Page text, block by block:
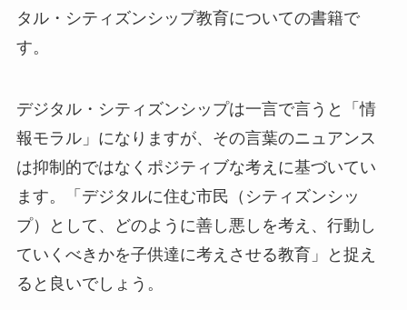
タル・シティズンシップ教育についての書籍で
す。
デジタル・シティズンシップは一言で言うと「情
報モラル」になりますが、その言葉のニュアンス
は抑制的ではなくポジティブな考えに基づいてい
ます。「デジタルに住む市民（シティズンシッ
プ）として、どのように善し悪しを考え、行動し
ていくべきかを子供達に考えさせる教育」と捉え
ると良いでしょう。